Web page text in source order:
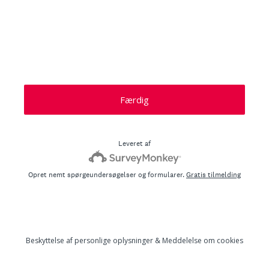
Færdig
Leveret af
Opret nemt spørgeundersøgelser og formularer.Gratis tilmelding
Beskyttelse af personlige oplysninger & Meddelelse om cookies